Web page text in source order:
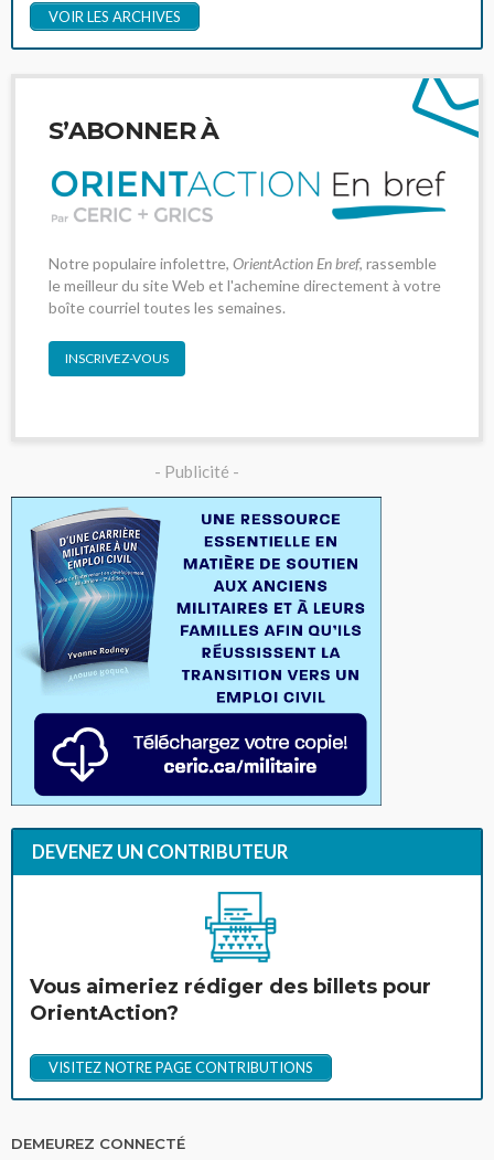
VOIR LES ARCHIVES
S’ABONNER À
Notre populaire infolettre, OrientAction En bref, rassemble
le meilleur du site Web et l'achemine directement à votre
boîte courriel toutes les semaines.
INSCRIVEZ-VOUS
- Publicité -
DEVENEZ UN CONTRIBUTEUR
Vous aimeriez rédiger des billets pour
OrientAction?
VISITEZ NOTRE PAGE CONTRIBUTIONS
DEMEUREZ CONNECTÉ